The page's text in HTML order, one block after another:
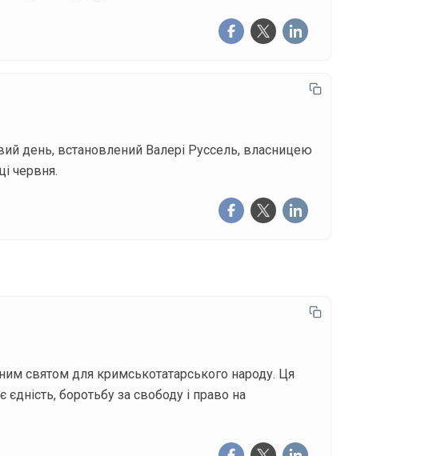
день, встановлений Валері Руссель, власницею
червня.
святом для кримськотатарського народу. Ця
єдність, боротьбу за свободу і право на